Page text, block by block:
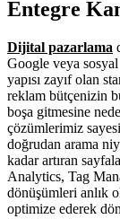
Entegre
Dijital pazarlama
Google veya sosyal
yapısı zayıf olan
reklam bütçenizin
boşa gitmesine
çözümlerimiz
doğrudan arama
kadar artıran
Analytics, Tag
dönüşümleri anlık
optimize ederek